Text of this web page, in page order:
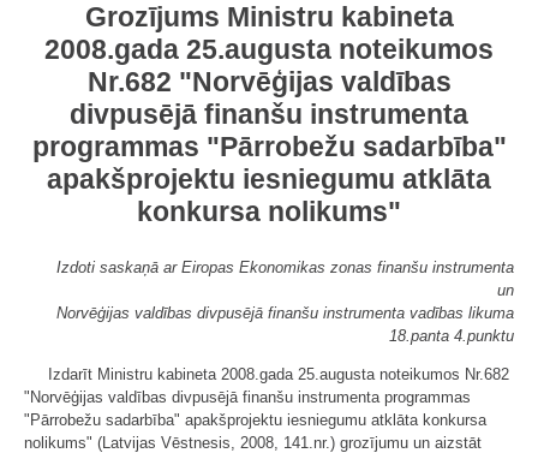
Grozījums Ministru kabineta
2008.gada 25.augusta noteikumos
Nr.682 "Norvēģijas valdības
divpusējā finanšu instrumenta
programmas "Pārrobežu sadarbība"
apakšprojektu iesniegumu atklāta
konkursa nolikums"
Izdoti saskaņā ar Eiropas Ekonomikas zonas finanšu instrumenta
un
Norvēģijas valdības divpusējā finanšu instrumenta vadības likuma
18.panta 4.punktu
Izdarīt Ministru kabineta 2008.gada 25.augusta noteikumos Nr.682
"Norvēģijas valdības divpusējā finanšu instrumenta programmas
"Pārrobežu sadarbība" apakšprojektu iesniegumu atklāta konkursa
nolikums" (Latvijas Vēstnesis, 2008, 141.nr.) grozījumu un aizstāt